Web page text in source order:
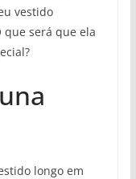
vestido
que será que ela
longo em